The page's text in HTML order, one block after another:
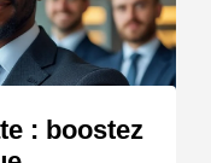
: boostez